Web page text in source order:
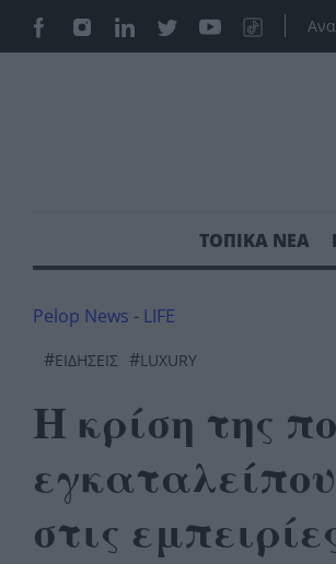
ΤΟΠΙΚΑ ΝΕΑ
Pelop News - LIFE
#ΕΙΔΗΣΕΙΣ #LUXURY
Η κρίση της
στις